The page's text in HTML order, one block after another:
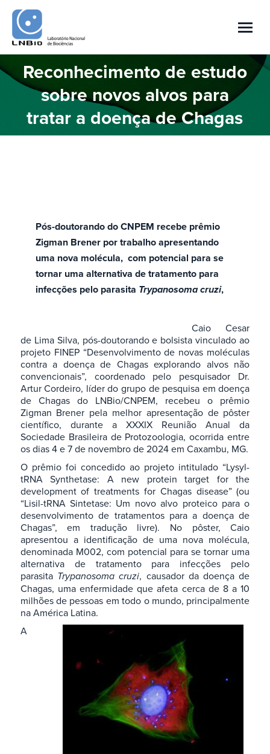
Reconhecimento de estudo
sobre novos alvos para
tratar a doença de Chagas
Você está aqui:
Pós-doutorando do CNPEM recebe prêmio
Zigman Brener por trabalho apresentando
uma nova molécula, com potencial para se
tornar uma alternativa de tratamento para
infecções pelo parasita Trypanosoma cruzi,
Caio Cesar
de Lima Silva, pós-doutorando e bolsista vinculado ao
projeto FINEP “Desenvolvimento de novas moléculas
contra a doença de Chagas explorando alvos não
convencionais”, coordenado pelo pesquisador Dr.
Artur Cordeiro, líder do grupo de pesquisa em doença
de Chagas do LNBio/CNPEM, recebeu o prêmio
Zigman Brener pela melhor apresentação de pôster
científico, durante a XXXIX Reunião Anual da
Sociedade Brasileira de Protozoologia, ocorrida entre
os dias 4 e 7 de novembro de 2024 em Caxambu, MG.
O prêmio foi concedido ao projeto intitulado “Lysyl-
tRNA Synthetase: A new protein target for the
development of treatments for Chagas disease” (ou
“Lisil-tRNA Sintetase: Um novo alvo proteico para o
desenvolvimento de tratamentos para a doença de
Chagas”, em tradução livre). No pôster, Caio
apresentou a identificação de uma nova molécula,
denominada M002, com potencial para se tornar uma
alternativa de tratamento para infecções pelo
parasita Trypanosoma cruzi, causador da doença de
Chagas, uma enfermidade que afeta cerca de 8 a 10
milhões de pessoas em todo o mundo, principalmente
na América Latina.
A